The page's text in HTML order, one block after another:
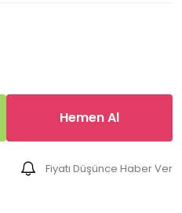
Hemen Al
Fiyatı Düşünce Haber Ver